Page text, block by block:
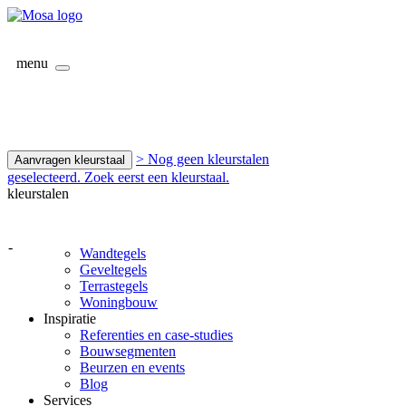
menu
Aanvragen kleurstaal
> Nog geen kleurstalen
geselecteerd. Zoek eerst een kleurstaal.
kleurstalen
-
Wandtegels
Geveltegels
Terrastegels
Woningbouw
Inspiratie
Referenties en case-studies
Bouwsegmenten
Beurzen en events
Blog
Services